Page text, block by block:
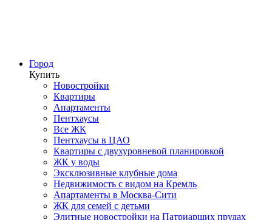
Город
Купить
Новостройки
Квартиры
Апартаменты
Пентхаусы
Все ЖК
Пентхаусы в ЦАО
Квартиры с двухуровневой планировкой
ЖК у воды
Эксклюзивные клубные дома
Недвижимость с видом на Кремль
Апартаменты в Москва-Сити
ЖК для семей с детьми
Элитные новостройки на Патриарших прудах